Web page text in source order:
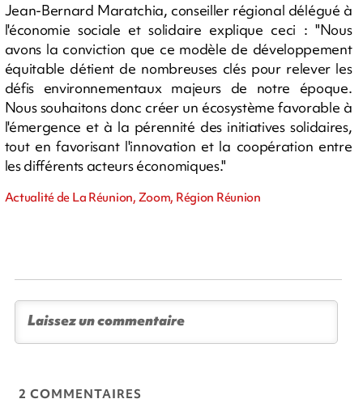
Jean-Bernard Maratchia, conseiller régional délégué à
l'économie sociale et solidaire explique ceci : "Nous
avons la conviction que ce modèle de développement
équitable détient de nombreuses clés pour relever les
défis environnementaux majeurs de notre époque.
Nous souhaitons donc créer un écosystème favorable à
l'émergence et à la pérennité des initiatives solidaires,
tout en favorisant l'innovation et la coopération entre
les différents acteurs économiques."
Actualité de La Réunion, Zoom, Région Réunion
2 COMMENTAIRES